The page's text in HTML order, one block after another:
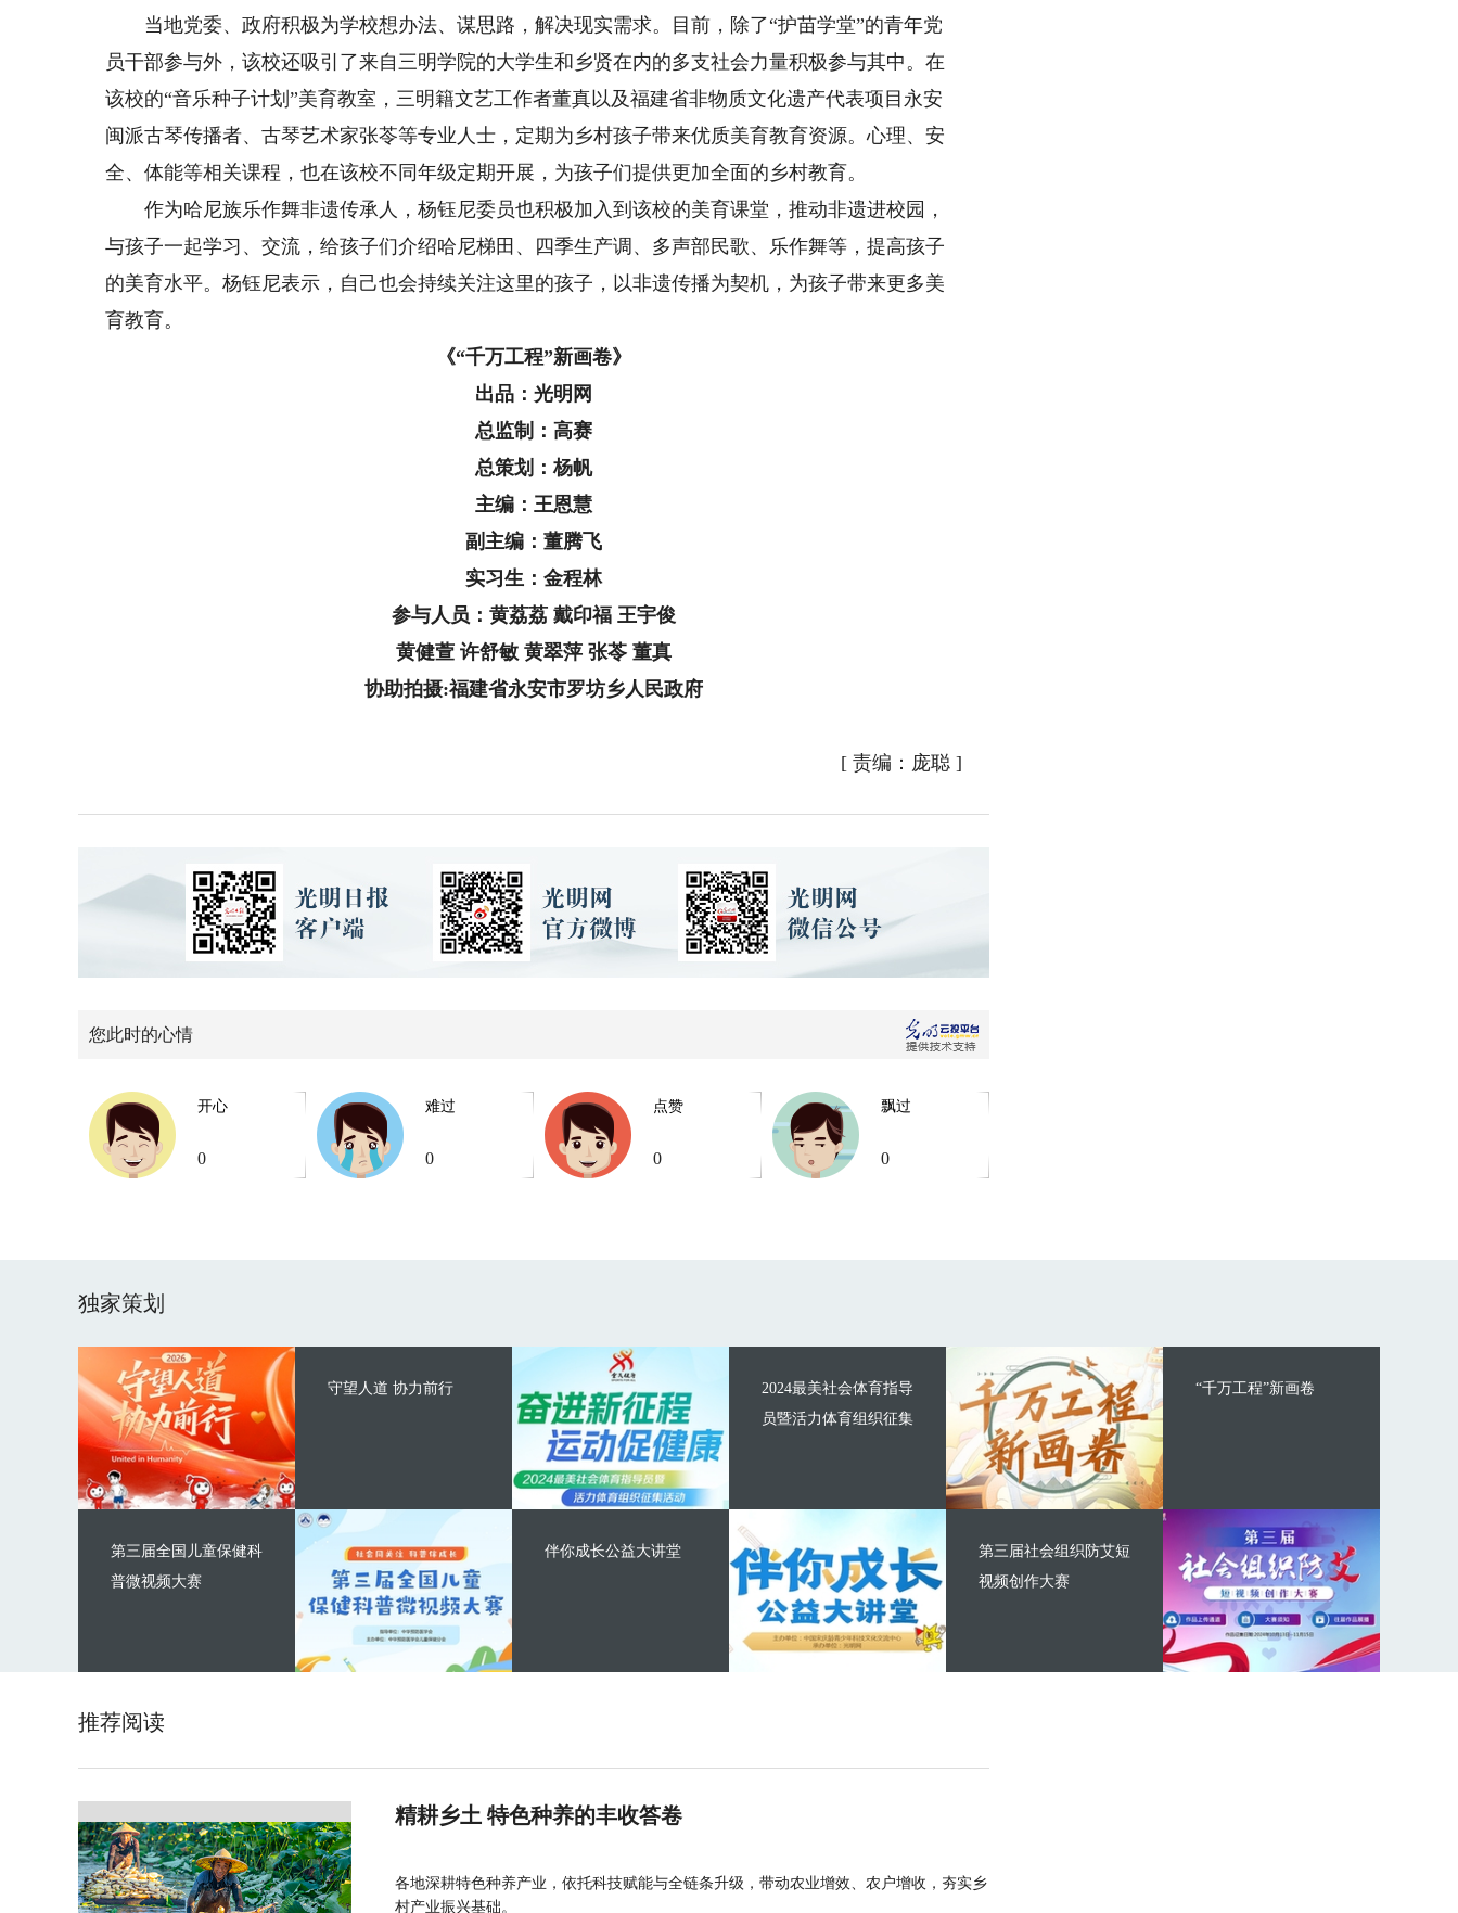
当地党委、政府积极为学校想办法、谋思路，解决现实需求。目前，除了“护苗学堂”的青年党
员干部参与外，该校还吸引了来自三明学院的大学生和乡贤在内的多支社会力量积极参与其中。在
该校的“音乐种子计划”美育教室，三明籍文艺工作者董真以及福建省非物质文化遗产代表项目永安
闽派古琴传播者、古琴艺术家张苓等专业人士，定期为乡村孩子带来优质美育教育资源。心理、安
全、体能等相关课程，也在该校不同年级定期开展，为孩子们提供更加全面的乡村教育。
作为哈尼族乐作舞非遗传承人，杨钰尼委员也积极加入到该校的美育课堂，推动非遗进校园，
与孩子一起学习、交流，给孩子们介绍哈尼梯田、四季生产调、多声部民歌、乐作舞等，提高孩子
的美育水平。杨钰尼表示，自己也会持续关注这里的孩子，以非遗传播为契机，为孩子带来更多美
育教育。
《“千万工程”新画卷》
出品：光明网
总监制：高赛
总策划：杨帆
主编：王恩慧
副主编：董腾飞
实习生：金程林
参与人员：黄荔荔 戴印福 王宇俊
黄健萱 许舒敏 黄翠萍 张苓 董真
协助拍摄:福建省永安市罗坊乡人民政府
[ 责编：庞聪]
您此时的心情
开心
0
难过
0
点赞
0
飘过
0
独家策划
守望人道 协力前行
第三届全国儿童保健科
普微视频大赛
2024最美社会体育指导
员暨活力体育组织征集
伴你成长公益大讲堂
“千万工程”新画卷
第三届社会组织防艾短
视频创作大赛
推荐阅读
精耕乡土 特色种养的丰收答卷
各地深耕特色种养产业，依托科技赋能与全链条升级，带动农业增效、农户增收，夯实乡
村产业振兴基础。